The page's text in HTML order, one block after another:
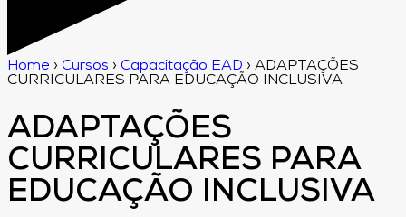
Home › Cursos › Capacitação EAD › ADAPTAÇÕES
CURRICULARES PARA EDUCAÇÃO INCLUSIVA
ADAPTAÇÕES
CURRICULARES PARA
EDUCAÇÃO INCLUSIVA